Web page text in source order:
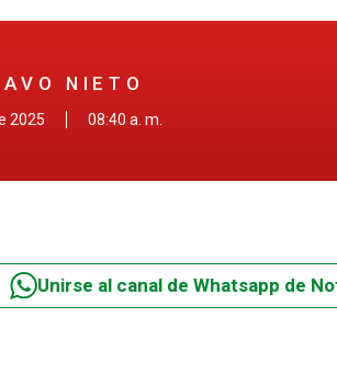
NIETO
2025 08:40 a. m.
Unirse al canal de Whatsapp de